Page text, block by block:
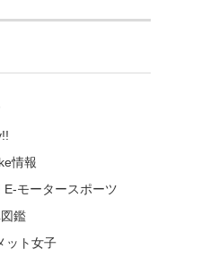
情報
モータースポーツ
鑑
ット女子